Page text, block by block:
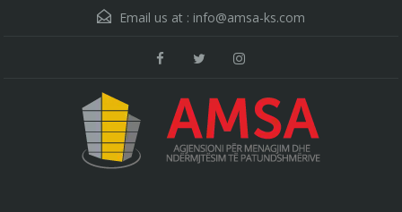
Email us at : info@amsa-ks.com